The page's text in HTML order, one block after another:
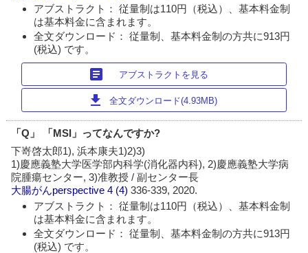
アブストラクト： 従量制は110円（税込）、基本料金制
は基本料金に含まれます。
全文ダウンロード： 従量制、基本料金制の方共に913円
(税込) です。
article アブストラクトを見る
download 全文ダウンロード(4.93MB)
「Q」 「MSI」ってなんですか?
下嵜啓太郎1), 浜本康夫1)2)3)
1)慶應義塾大学医学部内科学(消化器内科), 2)慶應義塾大学病
院腫瘍センター, 3)准教授 / 副センター長
大腸がんperspective 4 (4)336-339, 2020.
アブストラクト： 従量制は110円（税込）、基本料金制
は基本料金に含まれます。
全文ダウンロード： 従量制、基本料金制の方共に913円
(税込) です。